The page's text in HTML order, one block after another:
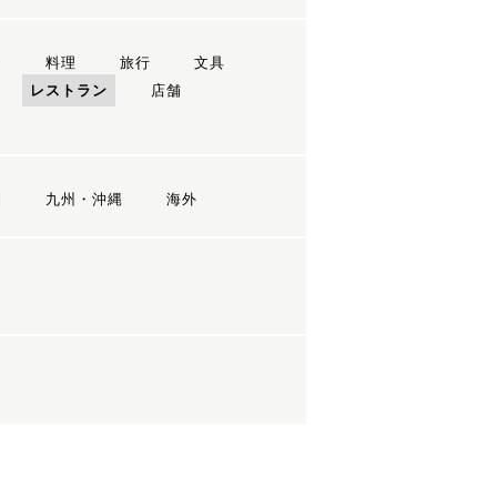
料理 旅行
文具
レストラン
店舗
九州・沖縄 海外